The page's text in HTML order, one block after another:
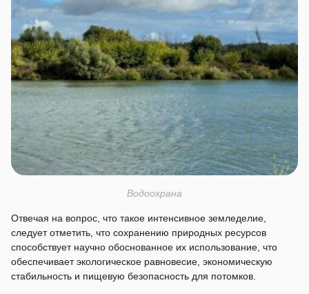
Водоохрана
Отвечая на вопрос, что такое интенсивное земледелие,
следует отметить, что сохранению природных ресурсов
способствует научно обоснованное их использование, что
обеспечивает экологическое равновесие, экономическую
стабильность и пищевую безопасность для потомков.